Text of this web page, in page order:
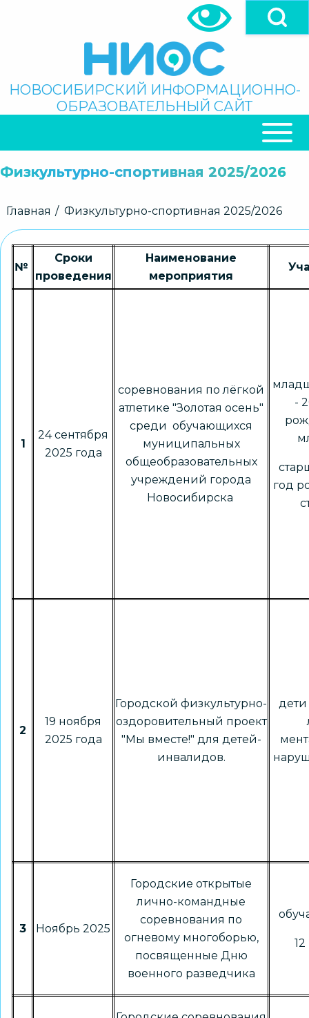
Поиск
НОВОСИБИРСКИЙ ИНФОРМАЦИОННО-
ОБРАЗОВАТЕЛЬНЫЙ САЙТ
НАВИГАЦИЯ
Физкультурно-спортивная 2025/2026
Строка
Главная Физкультурно-спортивная 2025/2026
№
Сроки
проведения
Наименование
мероприятия
1
24 сентября
2025 года
соревнования по лёгкой
атлетике "Золотая осень"
среди обучающихся
муниципальных
общеобразовательных
учреждений города
Новосибирска
-
год
2
19 ноября
2025 года
Городской физкультурно-
оздоровительный проект
"Мы вместе!" для детей-
инвалидов.
дети
3 Ноябрь 2025
Городские открытые
лично-командные
соревнования по
огневому многоборью,
посвященные Дню
военного разведчика
12